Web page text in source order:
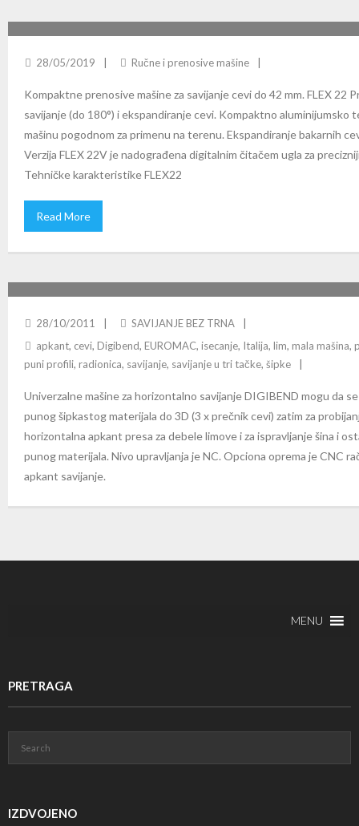
28/05/2019 Ručne i prenosive mašine
Kompaktne prenosive mašine za savijanje cevi do 42 mm. FLEX 22
savijanje (do 180°) i ekspandiranje cevi. Kompaktno aluminijumsko
mašinu pogodnom za primenu na terenu. Ekspandiranje bakarnih
Verzija FLEX 22V je nadograđena digitalnim čitačem ugla za
Tehničke karakteristike FLEX22
Read More
28/10/2011
SAVIJANJE BEZ TRNA
apkant, cevi, Digibend, EUROMAC, isecanje, Italija, lim, mala mašina,
puni profili, radionica, savijanje, savijanje u tri tačke, šipke
Univerzalne mašine za horizontalno savijanje DIGIBEND mogu da
punog šipkastog materijala do 3D (3 x prečnik cevi) zatim za
horizontalna apkant presa za debele limove i za ispravljanje šina i
punog materijala. Nivo upravljanja je NC. Opciona oprema je CNC
apkant savijanje.
MENU
PRETRAGA
IZDVOJENO